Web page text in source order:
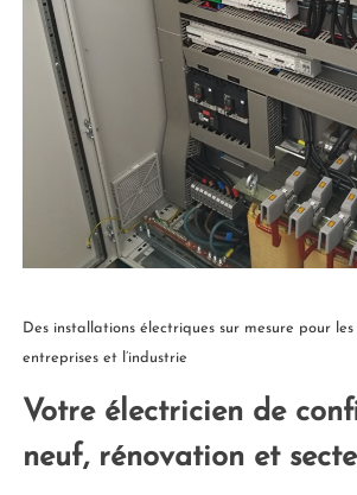
Des installations électriques sur mesure pour
entreprises et l’industrie
Votre électricien de
neuf, rénovation et